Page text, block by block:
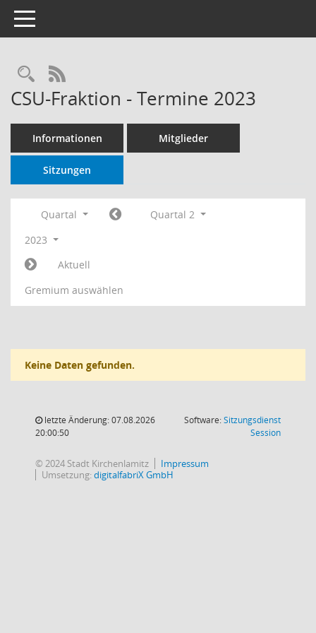
Toggle navigation
Rechercheauswahl
RSS-Feed
CSU-Fraktion - Termine 2023
Informationen Mitglieder
Sitzungen
Quartal
Quartal 2
2023
Aktuell
Gremium auswählen
Keine Daten gefunden.
letzte Änderung: 07.08.2026
20:00:50
Software:Sitzungsdienst
Session(Wird in
© 2024 Stadt Kirchenlamitz
Impressum
Umsetzung:digitalfabriX GmbH